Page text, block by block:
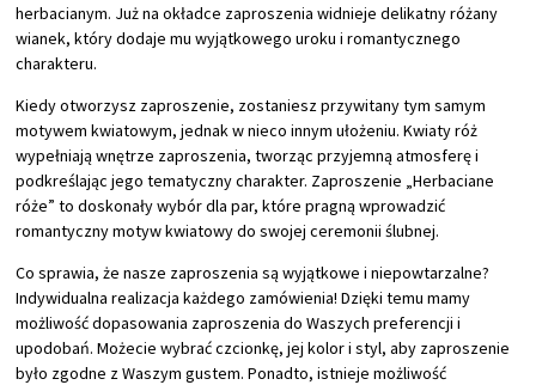
herbacianym. Już na okładce zaproszenia widnieje delikatny różany
wianek, który dodaje mu wyjątkowego uroku i romantycznego
charakteru.
Kiedy otworzysz zaproszenie, zostaniesz przywitany tym samym
motywem kwiatowym, jednak w nieco innym ułożeniu. Kwiaty róż
wypełniają wnętrze zaproszenia, tworząc przyjemną atmosferę i
podkreślając jego tematyczny charakter. Zaproszenie „Herbaciane
róże” to doskonały wybór dla par, które pragną wprowadzić
romantyczny motyw kwiatowy do swojej ceremonii ślubnej.
Co sprawia, że nasze zaproszenia są wyjątkowe i niepowtarzalne?
Indywidualna realizacja każdego zamówienia! Dzięki temu mamy
możliwość dopasowania zaproszenia do Waszych preferencji i
upodobań. Możecie wybrać czcionkę, jej kolor i styl, aby zaproszenie
było zgodne z Waszym gustem. Ponadto, istnieje możliwość